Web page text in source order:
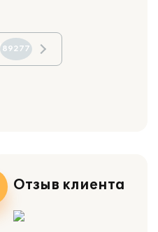
89277
Отзыв клиента